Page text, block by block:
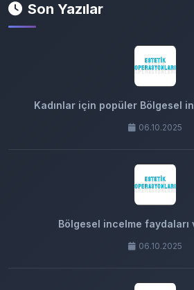
Son Yazılar
Kadınlar için popüler Bölgesel
06.10.2025
Bölgesel incelme faydaları
06.10.2025